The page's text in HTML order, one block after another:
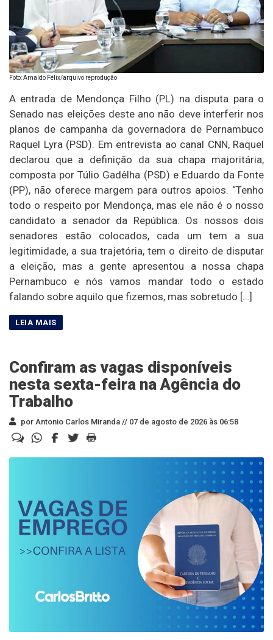
Foto: Arnaldo Félix/arquivo reprodução
A entrada de Mendonça Filho (PL) na disputa para o
Senado nas eleições deste ano não deve interferir nos
planos de campanha da governadora de Pernambuco
Raquel Lyra (PSD). Em entrevista ao canal CNN, Raquel
declarou que a definição da sua chapa majoritária,
composta por Túlio Gadêlha (PSD) e Eduardo da Fonte
(PP), não oferece margem para outros apoios. “Tenho
todo o respeito por Mendonça, mas ele não é o nosso
candidato a senador da República. Os nossos dois
senadores estão colocados, cada um tem a sua
legitimidade, a sua trajetória, tem o direito de disputar
a eleição, mas a gente apresentou a nossa chapa
Pernambuco e nós vamos mandar todo o estado
falando sobre aquilo que fizemos, mas sobretudo […]
Confiram as vagas disponíveis
nesta sexta-feira na Agência do
Trabalho
por Antonio Carlos Miranda // 07 de agosto de 2026 às 06:58